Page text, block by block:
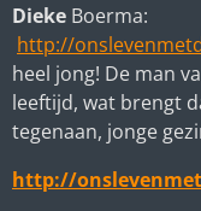
Dieke Boerma:
http://
heel jong! De man
leeftijd, wat brengt
tegenaan, jonge
http://